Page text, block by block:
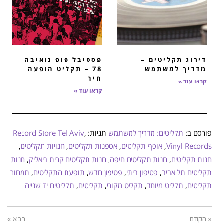
דירוג תקליטים –
מדריך למשתמש
קראו עוד »
פסטיבל פופ נואיבה
78 – תקליט הופעה
חיה
קראו עוד »
פורסם ב: תקליטים: מדריך למשתמש תגיות: Record Store Tel Aviv,
Vinyl Records
, אוסף תקליטים, אספנות תקליטים, חנויות תקליטים,
חנות תקליטים, חנות תקליטים חיפה, חנות תקליטים קרית ביאליק, חנות
תקליטים תל אביב, פטיפון ביתי, פטיפון חדש, תופעת התקליטים, תמחור
תקליטים, תקליט מיוחד, תקליט מקורי, תקליטים, תקליטים יד שנייה
« הקודם הבא »